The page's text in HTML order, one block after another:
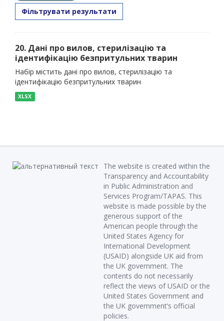
Фільтрувати результати
20. Дані про вилов, стерилізацію та
ідентифікацію безпритульних тварин
Набір містить дані про вилов, стерилізацію та
ідентифікацію безпритульних тварин
XLSX
The website is created within the
Transparency and Accountability
in Public Administration and
Services Program/TAPAS. This
website is made possible by the
generous support of the
American people through the
United States Agency for
International Development
(USAID) alongside UK aid from
the UK government. The
contents do not necessarily
reflect the views of USAID or the
United States Government and
the UK government’s official
policies.